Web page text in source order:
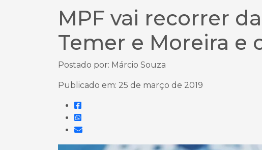
MPF vai recorrer
Temer e Moreira e
Postado por: Márcio Souza
Publicado em: 25 de março de 2019